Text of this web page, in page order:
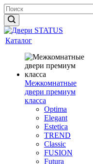
Каталог
Межкомнатные
двери премиум
класса
Optima
Elegant
Estetica
TREND
Classic
FUSION
Futura